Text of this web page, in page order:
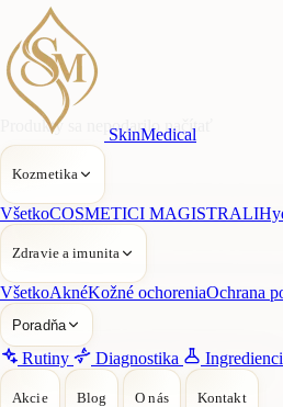
SkinMedical
Kozmetika
VšetkoCOSMETICI MAGISTRALI
Zdravie a imunita
VšetkoAknéKožné ochoreniaOchrana
Poradňa
Rutiny Diagnostika
Akcie Blog O nás Kontakt
Produkty sa nepodarilo načítať